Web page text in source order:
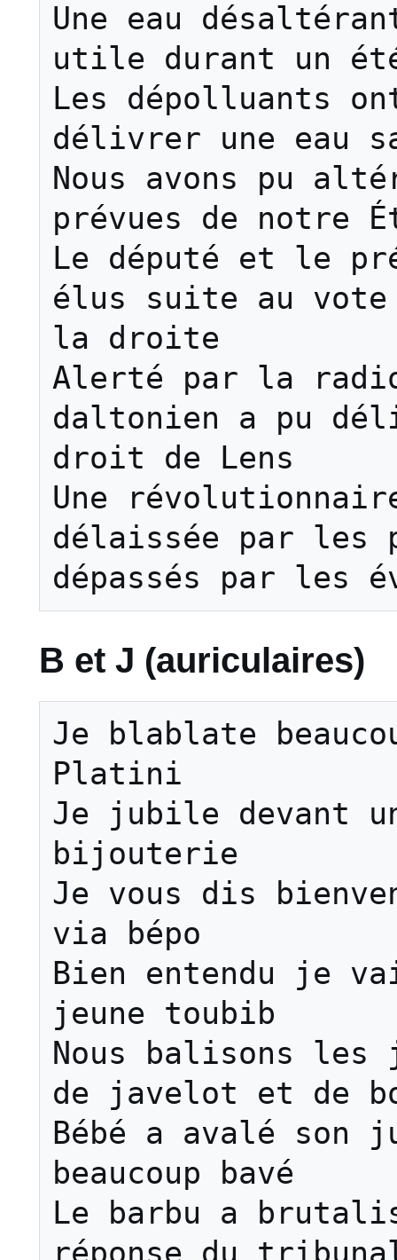
Une eau
utile durant un
Les dépolluants
délivrer une eau
Nous avons pu
prévues de notre
Le député et le
élus suite au vote
la droite
Alerté par la
daltonien a pu
droit de Lens
Une
délaissée par les
B et J (auriculaires)
Je blablate
Platini
Je jubile devant
bijouterie
Je vous dis
via bépo
Bien entendu je
jeune toubib
Nous balisons les
de javelot et de
Bébé a avalé son
beaucoup bavé
Le barbu a
réponse du